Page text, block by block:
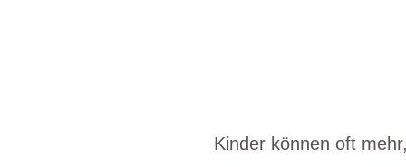
Kinder können oft